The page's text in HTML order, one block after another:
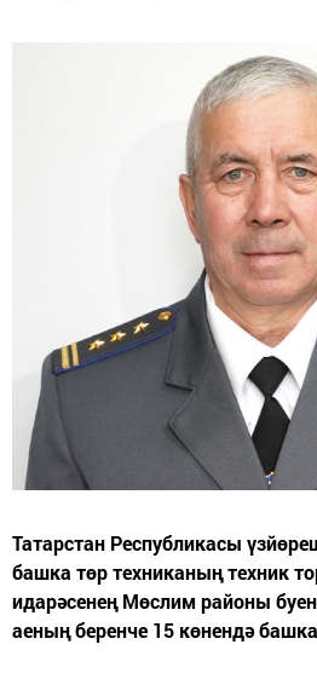
Татарстан Республикасы
башка төр техниканың техник
идарәсенең Мөслим районы
аеның беренче 15 көнендә